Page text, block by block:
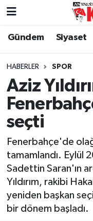
Gündem Siyaset
HABERLER SPOR
Aziz
seçti
Fenerbahçe'de
tamamlandı. Eylül
Sadettin Saran'ın
Yıldırım, rakibi
yeniden başkan
bir dönem başladı.
Gündem
Siyaset
Yerel Yönetim
Ekonomi
Spor
Yaşam
Asayiş
Nöbetçi
Hava Durumu
Trafik Durumu
Süper Lig Puan
Tüm Manşetler
Son Dakika
Haber Arşivi